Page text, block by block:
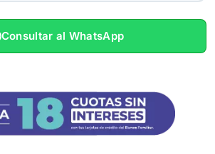
Consultar al WhatsApp